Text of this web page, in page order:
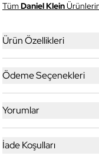
TümDaniel Klein
Ürün Özellikleri
Ödeme Seçenekleri
Yorumlar
İade Koşulları